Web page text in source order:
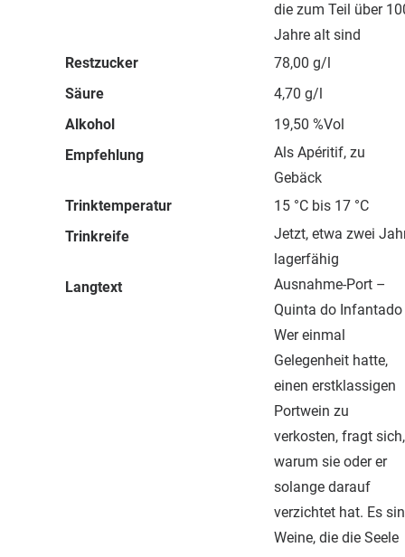
die zum Teil über
Jahre alt sind
Restzucker
78,00 g/l
Säure
4,70 g/l
Alkohol
19,50 %Vol
Empfehlung
Als Apéritif, zu
Gebäck
Trinktemperatur
15 °C bis 17 °C
Trinkreife
Jetzt, etwa zwei
lagerfähig
Langtext
Ausnahme-Port –
Quinta do Infantado
Wer einmal
Gelegenheit hatte,
einen erstklassigen
Portwein zu
verkosten, fragt sich,
warum sie oder er
solange darauf
verzichtet hat. Es
Weine, die die Seele